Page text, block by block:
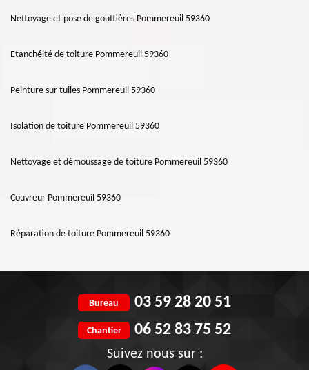
Nettoyage et pose de gouttières Pommereuil 59360
Etanchéité de toiture Pommereuil 59360
Peinture sur tuiles Pommereuil 59360
Isolation de toiture Pommereuil 59360
Nettoyage et démoussage de toiture Pommereuil 59360
Couvreur Pommereuil 59360
Réparation de toiture Pommereuil 59360
Bureau 03 59 28 20 51
Chantier 06 52 83 75 52
Suivez nous sur :